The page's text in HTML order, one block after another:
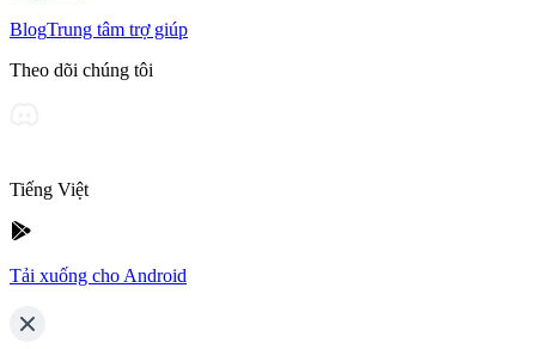
BlogTrung tâm trợ giúp
Theo dõi chúng tôi
Tiếng Việt
Tải xuống cho Android